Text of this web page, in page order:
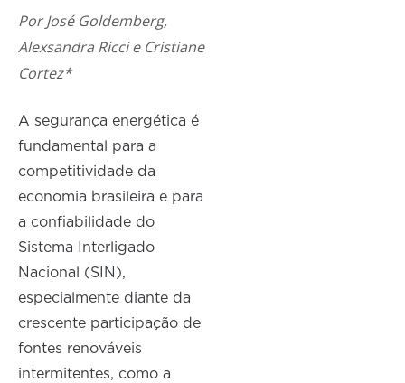
Por José Goldemberg,
Alexsandra Ricci e Cristiane
Cortez*
A segurança energética é
fundamental para a
competitividade da
economia brasileira e para
a confiabilidade do
Sistema Interligado
Nacional (SIN),
especialmente diante da
crescente participação de
fontes renováveis
intermitentes, como a